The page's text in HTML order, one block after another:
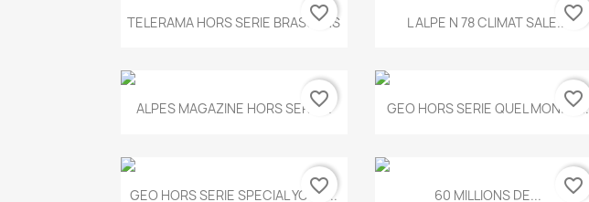
 Aperçu rapide
TELERAMA HORS SERIE BRASSENS
favorite_border  Aperçu rapide
L ALPE N 78 CLIMAT SALE...favorite_border
Aperçu rapide
ALPES MAGAZINE HORS SERIE...
favorite_border Aperçu rapide
GEO HORS SERIE QUEL MONDE...
favorite_border
Aperçu rapide
GEO HORS SERIE SPECIAL YOGA...
favorite_border Aperçu rapide
60 MILLIONS DE... favorite_border